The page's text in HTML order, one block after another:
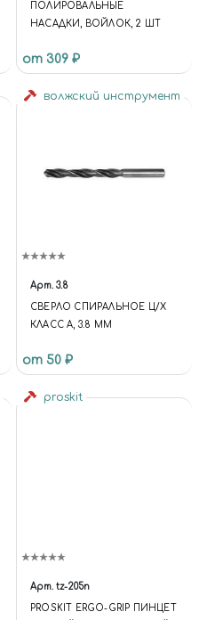
ПОЛИРОВАЛЬНЫЕ
НАСАДКИ, ВОЙЛОК, 2 ШТ
от 309 ₽
волжский инструмент
Арт. 3.8
СВЕРЛО СПИРАЛЬНОЕ Ц/Х
КЛАСС А, 3.8 ММ
от 50 ₽
proskit
Арт. tz-205n
PROSKIT ERGO-GRIP ПИНЦЕТ